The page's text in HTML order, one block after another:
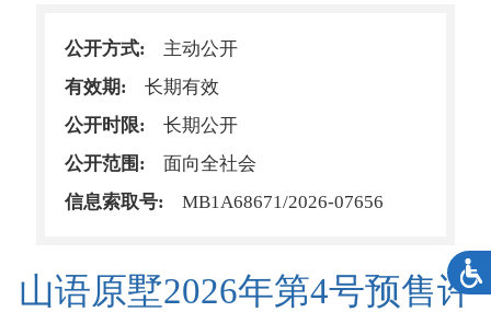
公开方式:
主动公开
有效期:
长期有效
公开时限:
长期公开
公开范围:
面向全社会
信息索取号:
MB1A68671/2026-07656
山语原墅2026年第4号预售许